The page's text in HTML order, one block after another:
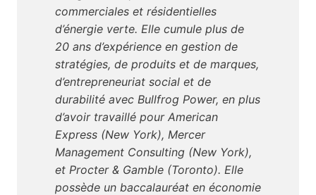
commerciales et résidentielles
d’énergie verte. Elle cumule plus de
20 ans d’expérience en gestion de
stratégies, de produits et de marques,
d’entrepreneuriat social et de
durabilité avec Bullfrog Power, en plus
d’avoir travaillé pour American
Express (New York), Mercer
Management Consulting (New York),
et Procter & Gamble (Toronto). Elle
possède un baccalauréat en économie